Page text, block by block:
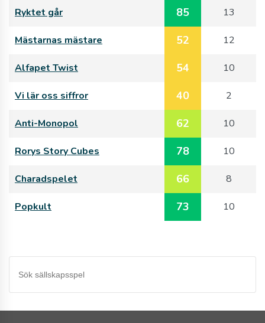
Ryktet går 85 13
Mästarnas mästare 52 12
Alfapet Twist 54 10
Vi lär oss siffror 40 2
Anti-Monopol 62 10
Rorys Story Cubes 78 10
Charadspelet 66 8
Popkult 73 10